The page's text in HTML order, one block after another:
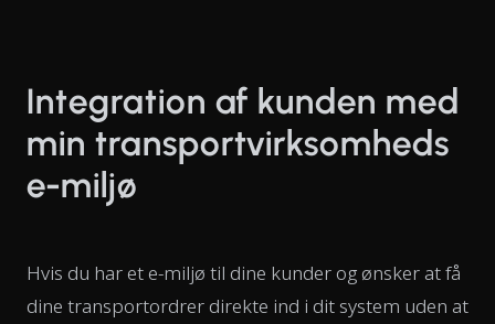
Integration af kunden med
min transportvirksomheds
e-miljø
Hvis du har et e-miljø til dine kunder og ønsker at få
dine transportordrer direkte ind i dit system uden at